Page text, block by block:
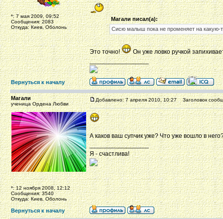
*: 7 мая 2009, 09:52
Сообщения: 2083
Откуда: Киев, Оболонь
Магали писал(а):
Сисю малыш пока не променяет на какую-
Это точно!
Он уже ловко ручкой
_________________
Вернуться к началу
Магали
ученица Ордена Любви
*: 12 ноября 2008, 12:12
Сообщения: 3540
Откуда: Киев, Оболонь
Добавлено: 7 апреля 2010, 10:27 Заголовок
А каков ваш супчик уже? Что уже вошло в
_________________
Я - счастлива!
Вернуться к началу